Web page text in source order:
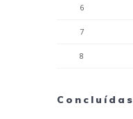
6
7
8
Concluídas